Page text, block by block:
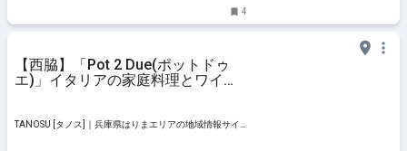
4
【西脇】「Pot 2 Due(ポットドゥ
エ)」イタリアの家庭料理とワイン
TANOSU [タノス]｜兵庫県はりまエリアの地域情報サイ